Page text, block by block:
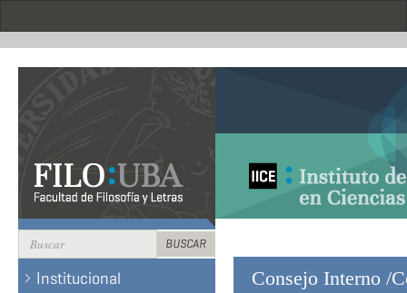
Formulario
de
BUSCAR
BUSCAR
Institucional
Consejo Interno /